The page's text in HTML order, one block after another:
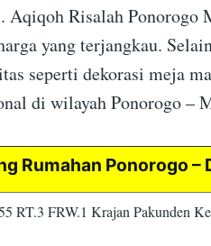
Risalah Ponorogo
yang terjangkau.
seperti dekorasi meja
di wilayah Ponorogo –
Rumahan Ponorogo –
RT.3 FRW.1 Krajan Pakunden